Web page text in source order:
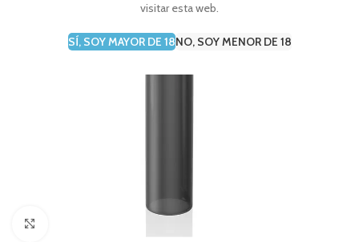
visitar esta web.
SÍ, SOY MAYOR DE 18NO, SOY MENOR DE 18